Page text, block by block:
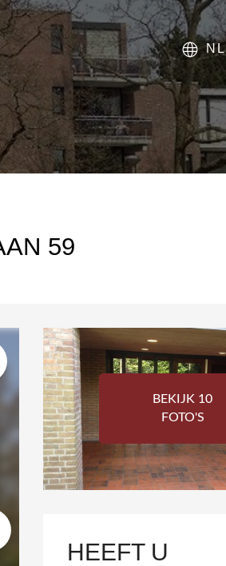
NL
59
BEKIJK 10
FOTO'S
HEEFT U